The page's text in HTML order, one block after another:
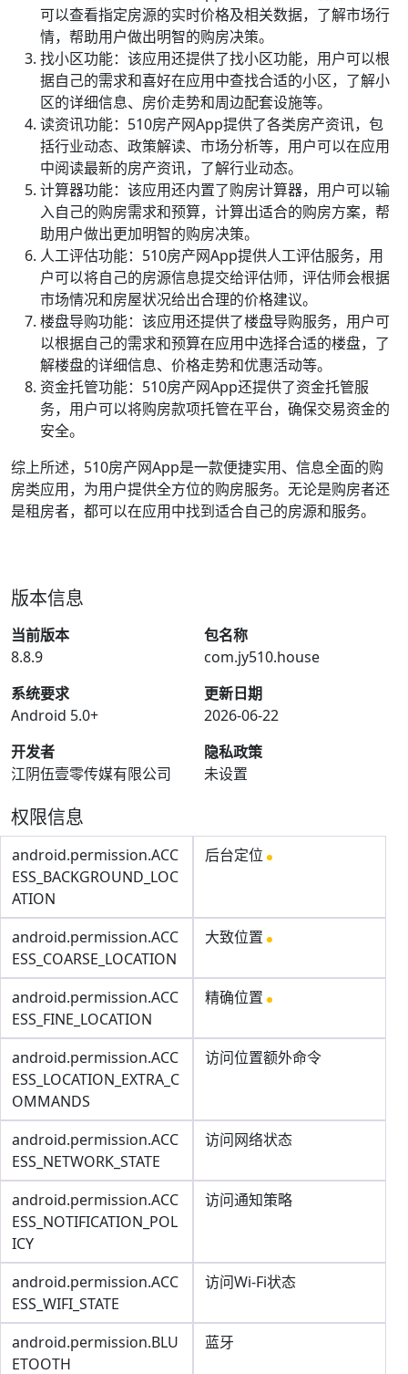
可以查看指定房源的实时价格及相关数据，了解市场行
情，帮助用户做出明智的购房决策。
找小区功能：该应用还提供了找小区功能，用户可以根
据自己的需求和喜好在应用中查找合适的小区，了解小
区的详细信息、房价走势和周边配套设施等。
读资讯功能：510房产网App提供了各类房产资讯，包
括行业动态、政策解读、市场分析等，用户可以在应用
中阅读最新的房产资讯，了解行业动态。
计算器功能：该应用还内置了购房计算器，用户可以输
入自己的购房需求和预算，计算出适合的购房方案，帮
助用户做出更加明智的购房决策。
人工评估功能：510房产网App提供人工评估服务，用
户可以将自己的房源信息提交给评估师，评估师会根据
市场情况和房屋状况给出合理的价格建议。
楼盘导购功能：该应用还提供了楼盘导购服务，用户可
以根据自己的需求和预算在应用中选择合适的楼盘，了
解楼盘的详细信息、价格走势和优惠活动等。
资金托管功能：510房产网App还提供了资金托管服
务，用户可以将购房款项托管在平台，确保交易资金的
安全。
综上所述，510房产网App是一款便捷实用、信息全面的购
房类应用，为用户提供全方位的购房服务。无论是购房者还
是租房者，都可以在应用中找到适合自己的房源和服务。
版本信息
当前版本
8.8.9
包名称
com.jy510.house
系统要求
Android 5.0+
更新日期
2026-06-22
开发者
江阴伍壹零传媒有限公司
隐私政策
未设置
权限信息
android.permission.ACC
ESS_BACKGROUND_LOC
ATION
后台定位
android.permission.ACC
ESS_COARSE_LOCATION
大致位置
android.permission.ACC
ESS_FINE_LOCATION
精确位置
android.permission.ACC
ESS_LOCATION_EXTRA_C
OMMANDS
访问位置额外命令
android.permission.ACC
ESS_NETWORK_STATE
访问网络状态
android.permission.ACC
ESS_NOTIFICATION_POL
ICY
访问通知策略
android.permission.ACC
ESS_WIFI_STATE
访问Wi-Fi状态
android.permission.BLU
ETOOTH
蓝牙